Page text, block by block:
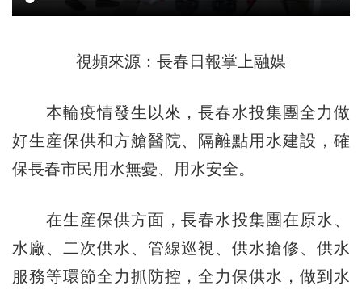
視頻來源：長春日報掌上融媒
本輪疫情發生以來，長春水投集團全力做
好生産保供和方艙醫院、隔離點用水建設，確
保長春市民用水無憂、用水安全。
在生産保供方面，長春水投集團在原水、
水廠、二次供水、管線巡視、供水搶修、供水
服務等環節全力抓防控，全力保供水，做到水